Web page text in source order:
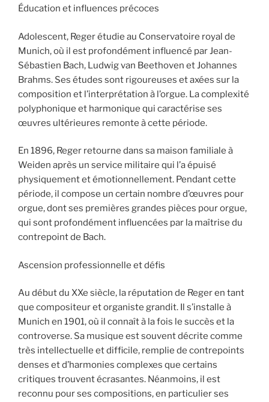
Éducation et influences précoces
Adolescent, Reger étudie au Conservatoire royal de
Munich, où il est profondément influencé par Jean-
Sébastien Bach, Ludwig van Beethoven et Johannes
Brahms. Ses études sont rigoureuses et axées sur la
composition et l’interprétation à l’orgue. La complexité
polyphonique et harmonique qui caractérise ses
œuvres ultérieures remonte à cette période.
En 1896, Reger retourne dans sa maison familiale à
Weiden après un service militaire qui l’a épuisé
physiquement et émotionnellement. Pendant cette
période, il compose un certain nombre d’œuvres pour
orgue, dont ses premières grandes pièces pour orgue,
qui sont profondément influencées par la maîtrise du
contrepoint de Bach.
Ascension professionnelle et défis
Au début du XXe siècle, la réputation de Reger en tant
que compositeur et organiste grandit. Il s’installe à
Munich en 1901, où il connaît à la fois le succès et la
controverse. Sa musique est souvent décrite comme
très intellectuelle et difficile, remplie de contrepoints
denses et d’harmonies complexes que certains
critiques trouvent écrasantes. Néanmoins, il est
reconnu pour ses compositions, en particulier ses